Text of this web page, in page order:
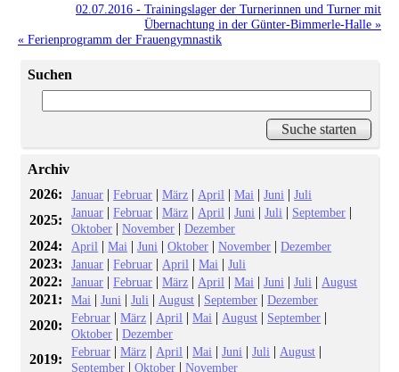
02.07.2016 - Trainingslager der Turnerinnen und Turner mit
Übernachtung in der Günter-Bimmerle-Halle »
« Ferienprogramm der Frauengymnastik
Suchen
Archiv
2026:
Januar |Februar |März |April |Mai |Juni |Juli
2025: Januar |Februar |März |April |Juni |Juli September
Oktober |November |Dezember
2024: April |Mai |Juni |Oktober |November |Dezember
2023: Januar |Februar |April |Mai |Juli
2022: Januar |Februar |März |April |Mai |Juni |Juli |August
2021: Mai |Juni |Juli |August September |Dezember
2020: Februar |März |April |Mai |August September
Oktober |Dezember
2019: Februar |März |April |Mai |Juni |Juli |August
September |Oktober |November